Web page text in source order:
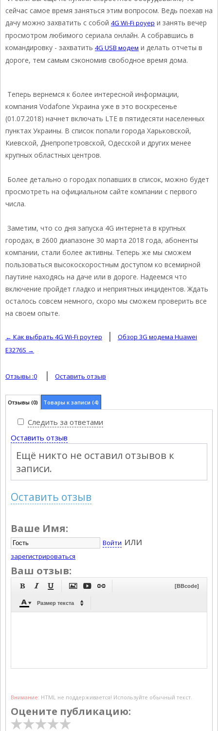
сейчас самое время заняться этим вопросом. Ведь поехав на
дачу можно захватить с собой 4G Wi-Fi роуер и занять вечер
просмотром любимого сериала онлайн. А собравшись в
командировку - захватить 4G USB модем и делать отчеты в
дороге, тем самым сэкономив свободное время дома.
Теперь вернемся к более интересной информации,
компания Vodafone Украина уже в это воскресенье
(01.07.2018) начнет включать LTE в пятидесяти населенных
пунктах Украины. В список попали города Харьковской,
Киевской, Днепропетровской, Одесской и других менее
крупных областных центров.
Более детально о городах попавших в список, можно будет
просмотреть на официальном сайте компании с первого
числа.
Заметим, что со дня запуска 4G интернета в крупных
городах, в 2600 диапазоне 30 марта 2018 года, абоненты
компании, стали более активны. Теперь же мы сможем
пользоваться высокоскоростным доступом ко всемирной
паутине находясь на даче или в дороге. Надеемся что
включение пройдет гладко и неприятных инцидентов. Ждать
осталось совсем немного, скоро мы сможем проверить все
на своем опыте.
← Как выбрать 4G Wi-Fi роутер |
Обзор 3G модема Huawei
E3276S →
Отзывы :0 | Оставить отзыв
Отзывы (0) Товары к записи (4)
Следить за ответами
Оставить отзыв
Ещё никто не оставил отзывов к
записи.
Оставить отзыв
Ваше Имя:
Войти или
зарегистрироваться
Ваш отзыв:
    

 Размер текста 
[BBcode]
Внимание: HTML не поддерживается! Используйте обычный текст.
Оцените публикацию: